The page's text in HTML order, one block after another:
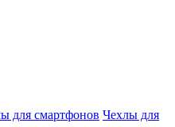
для смартфонов Чехлы для